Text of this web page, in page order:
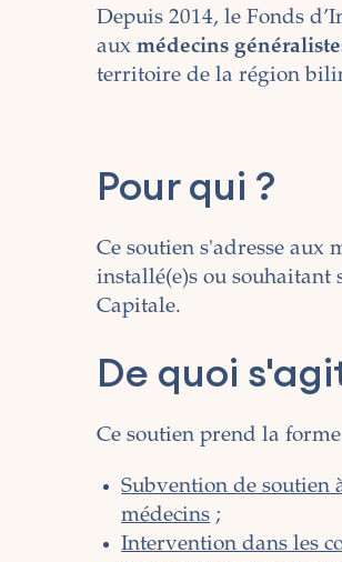
Depuis 2014, le Fonds
auxmédecins
territoire de la région
Pour qui ?
Ce soutien s'adresse
installé(e)s ou
Capitale.
De quoi
Ce soutien prend la
Subvention de
médecins ;
Intervention dans les